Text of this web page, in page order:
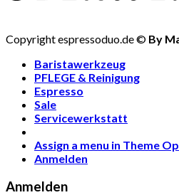
Copyright espressoduo.de © By
Baristawerkzeug
PFLEGE & Reinigung
Espresso
Sale
Servicewerkstatt
Assign a menu in Theme
Anmelden
Anmelden